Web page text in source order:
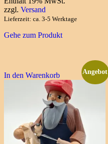
war:
10,00 €
ist:
8,10 €.
zzgl. Versand
Lieferzeit: ca. 3-5 Werktage
Gehe zum Produkt
In den Warenkorb Angebot